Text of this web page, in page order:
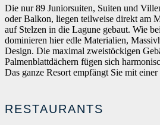
Die nur 89 Juniorsuiten, Suiten und
oder Balkon, liegen teilweise direkt am
auf Stelzen in die Lagune gebaut. Wie
dominieren hier edle Materialien,
Design. Die maximal zweistöckigen
Palmenblattdächern fügen sich
Das ganze Resort empfängt Sie mit
RESTAURANTS